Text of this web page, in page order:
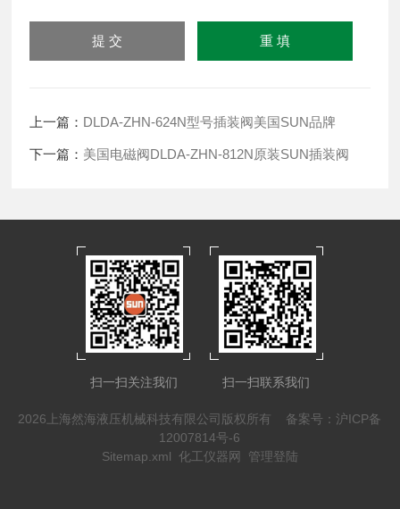
上一篇： DLDA-ZHN-624N型号插装阀美国SUN品牌
下一篇： 美国电磁阀DLDA-ZHN-812N原装SUN插装阀
扫一扫关注我们 扫一扫联系我们
2026上海然海液压机械科技有限公司版权所有 备案号：沪ICP备
12007814号-6
Sitemap.xml 化工仪器网 管理登陆